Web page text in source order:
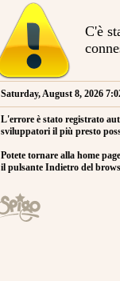
C'è
Saturday, August 8, 2026
L'errore è stato registrato
sviluppatori il più presto
Potete tornare alla home
il pulsante Indietro del